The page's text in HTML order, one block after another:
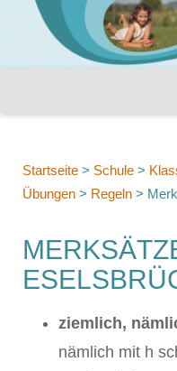
Startseite > Schule >
Übungen > Regeln >
ziemlich,
nämlich mit h